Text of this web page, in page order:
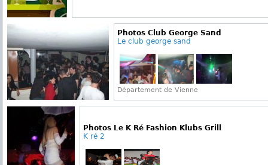
Photos Club George Sand
Le club george sand
Département de Vienne
Photos Le K Ré Fashion Klubs Grill
K ré 2